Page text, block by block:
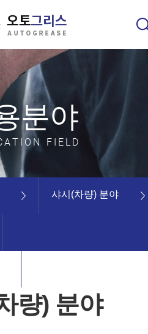
분야
FIELD
샤시(차량) 분야
량) 분야